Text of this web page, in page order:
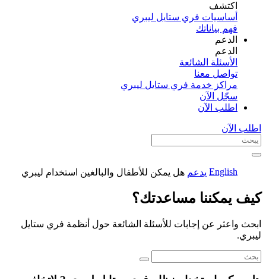
اكتشف​
أساسيات فري ستايل ليبري
فهم بياناتك
الدعم
الدعم
الأسئلة الشائعة
تواصل معنا
مراكز خدمة فري ستايل ليبري
سجّل الآن​
اطلب الآن
اطلب الآن
English يدعم هل يمكن للأطفال والبالغين استخدام ليبري
كيف يمكننا مساعدتك؟
ابحث واعثر عن إجابات للأسئلة الشائعة حول أنظمة فري ستايل
ليبري.